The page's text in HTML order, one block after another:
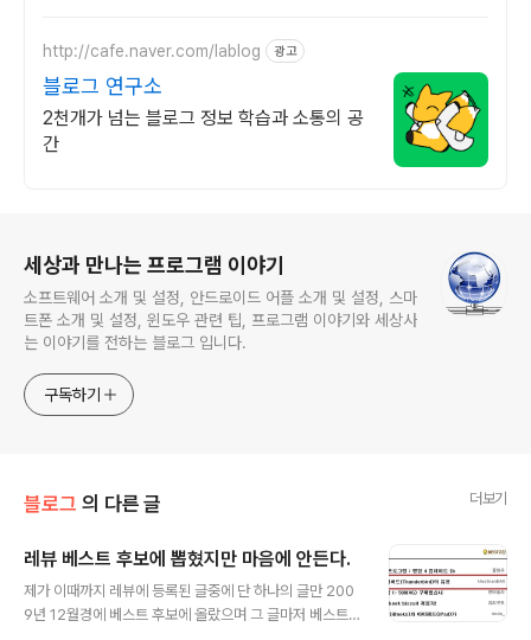
http://cafe.naver.com/lablog 광고
블로그 연구소
2천개가 넘는 블로그 정보 학습과 소통의 공
간
세상과 만나는 프로그램 이야기
소프트웨어 소개 및 설정, 안드로이드 어플 소개 및 설정, 스마
트폰 소개 및 설정, 윈도우 관련 팁, 프로그램 이야기와 세상사
는 이야기를 전하는 블로그 입니다.
구독하기
블로그 의 다른 글 더보기
레뷰 베스트 후보에 뽑혔지만 마음에 안든다.
제가 이때까지 레뷰에 등록된 글중에 단 하나의 글만 200
9년 12월경에 베스트 후보에 올랐으며 그 글마저 베스트